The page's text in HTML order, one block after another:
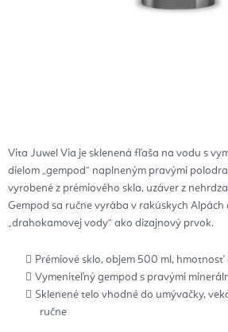
Vita Juwel Via je sklenená fľaša na vodu s
dielom „gempod“ naplneným pravými
vyrobené z prémiového skla, uzáver z
Gempod sa ručne vyrába v rakúskych
„drahokamovej vody“ ako dizajnový prvok.
Prémiové sklo, objem 500 ml, hmotnosť
Vymeniteľný gempod s pravými
Sklenené telo vhodné do umývačky,
ručne